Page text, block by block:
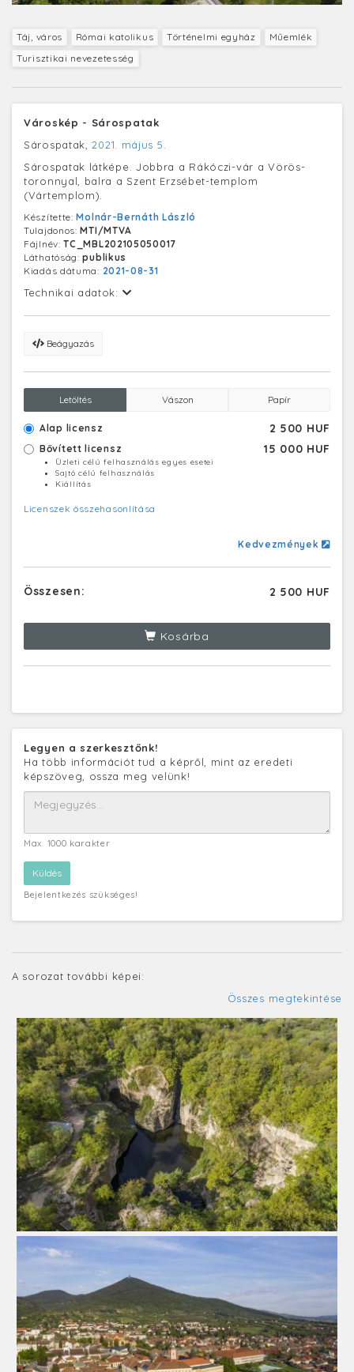
Táj, város Római katolikus Történelmi egyház
Műemlék
Turisztikai nevezetesség
Városkép - Sárospatak
Sárospatak,2021. május 5.
Sárospatak látképe. Jobbra a Rákóczi-vár a Vörös-
toronnyal, balra a Szent Erzsébet-templom
(Vártemplom).
Készítette:Molnár-Bernáth László
Tulajdonos:MTI/MTVA
Fájlnév:TC_MBL202105050017
Láthatóság:publikus
Kiadás dátuma: 2021-08-31
Technikai adatok:
Beágyazás
Letöltés Vászon Papír
Alap licensz 2 500 HUF
Bővített licensz 15 000 HUF
Üzleti célú felhasználás egyes esetei
Sajtó célú felhasználás
Kiállítás
Licenszek összehasonlítása
Kedvezmények
Összesen: 2 500 HUF
Kosárba
Legyen a szerkesztőnk!
Ha több információt tud a képről, mint az eredeti
képszöveg, ossza meg velünk!
Max. 1000 karakter
Bejelentkezés szükséges!
A sorozat további képei:
Összes megtekintése